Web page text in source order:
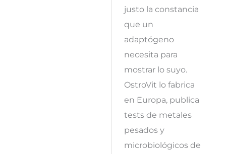
justo la constancia
que un
adaptógeno
necesita para
mostrar lo suyo.
OstroVit lo fabrica
en Europa, publica
tests de metales
pesados y
microbiológicos de